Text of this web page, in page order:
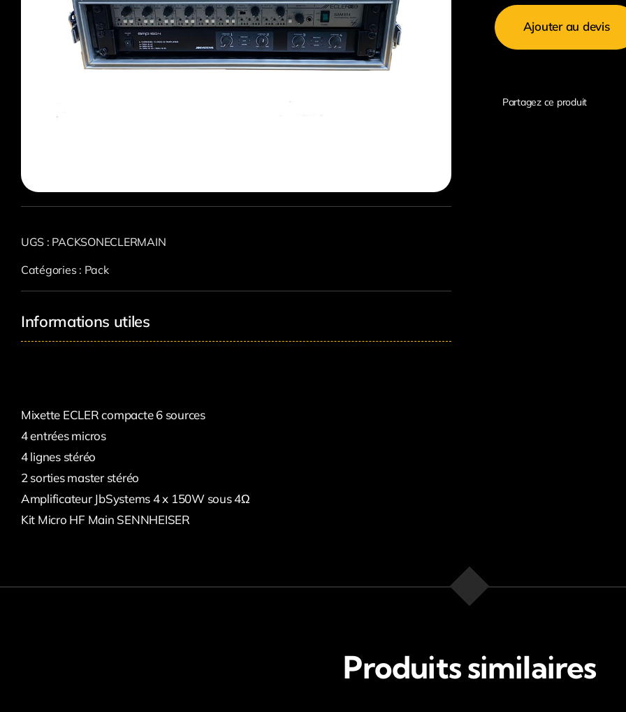
UGS : PACKSONECLERMAIN
Catégories : Pack
Pack
4
Ajouter au devis
Partagez ce produit
Informations utiles
Mixette ECLER compacte 6 sources
4 entrées micros
4 lignes stéréo
2 sorties master stéréo
Amplificateur JbSystems 4 x 150W sous 4Ω
Kit Micro HF Main SENNHEISER
Produits similaires